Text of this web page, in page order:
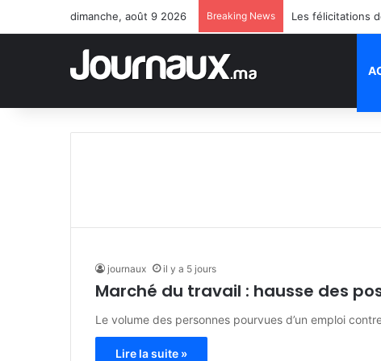
dimanche, août 9 2026 Breaking News
journaux il y a 5 jours
Marché du travail : hausse des
Le volume des personnes pourvues d’un emploi
Lire la suite »